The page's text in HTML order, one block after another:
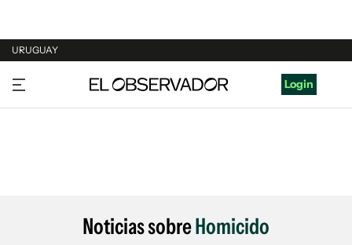
URUGUAY
URUGUAY
ARGENTINA
Login
Noticias sobreHomicido